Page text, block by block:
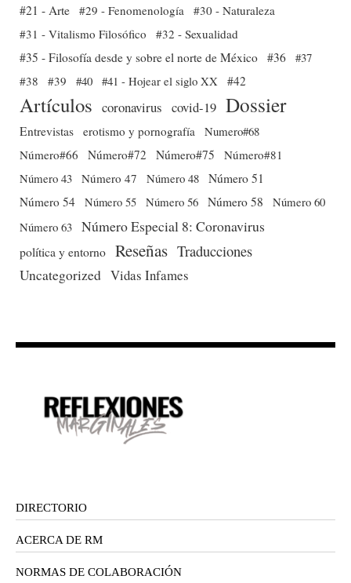
#21 - Arte #29 - Fenomenología
#30 - Naturaleza
#31 - Vitalismo Filosófico
#32 - Sexualidad
#35 - Filosofía desde y sobre el norte de México #36 #37
#38
#39 #40 #41 - Hojear el siglo XX #42
Artículos coronavirus covid-19 Dossier
Entrevistas erotismo y pornografía
Numero#68
Número#66
Número#72 Número#75
Número#81
Número 43 Número 47 Número 48 Número 51
Número 54 Número 55 Número 56 Número 58
Número 60
Número 63 Número Especial 8: Coronavirus
política y entorno Reseñas Traducciones
Uncategorized Vidas Infames
DIRECTORIO
ACERCA DE RM
NORMAS DE COLABORACIÓN